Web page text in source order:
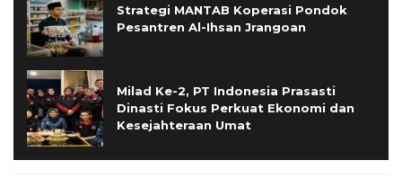
Strategi MANTAB Koperasi Pondok
Pesantren Al-Ihsan Jrangoan
Milad Ke-2, PT Indonesia Prasasti
Dinasti Fokus Perkuat Ekonomi dan
Kesejahteraan Umat